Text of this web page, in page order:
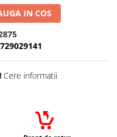
IN COS
Cere informatii